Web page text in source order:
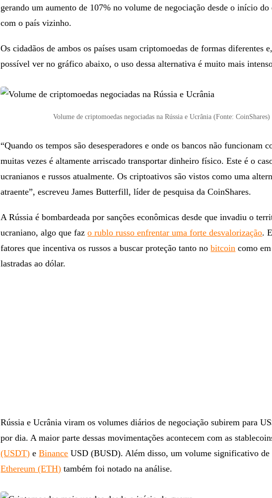
gerando um aumento de 107% no volume de negociação desde o início
com o país vizinho.
Os cidadãos de ambos os países usam criptomoedas de formas diferentes
possível ver no gráfico abaixo, o uso dessa alternativa é muito mais
Volume de criptomoedas negociadas na Rússia e Ucrânia (Fonte: CoinShares)
“Quando os tempos são desesperadores e onde os bancos não funcionam
muitas vezes é altamente arriscado transportar dinheiro físico. Este é o
ucranianos e russos atualmente. Os criptoativos são vistos como uma
atraente”, escreveu James Butterfill, líder de pesquisa da CoinShares.
A Rússia é bombardeada por sanções econômicas desde que invadiu o
ucraniano, algo que fazo rublo russo enfrentar uma forte desvalorização.
fatores que incentiva os russos a buscar proteção tanto nobitcoin como
lastradas ao dólar.
Rússia e Ucrânia viram os volumes diários de negociação subirem para
por dia. A maior parte dessas movimentações acontecem com as
(USDT) eBinance USD (BUSD). Além disso, um volume significativo de
Ethereum (ETH) também foi notado na análise.